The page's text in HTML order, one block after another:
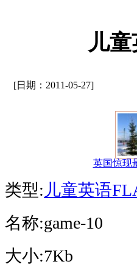
儿
[日期：2011-05-27]
英国惊现
类型: 儿童英语
名称:game-10
大小:7Kb